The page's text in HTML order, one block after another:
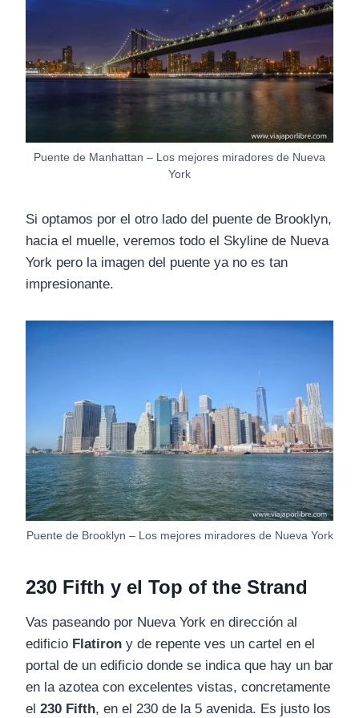
Puente de Manhattan – Los mejores miradores de Nueva
York
Si optamos por el otro lado del puente de Brooklyn,
hacia el muelle, veremos todo el Skyline de Nueva
York pero la imagen del puente ya no es tan
impresionante.
Puente de Brooklyn – Los mejores miradores de Nueva York
230 Fifth y el Top of the Strand
Vas paseando por Nueva York en dirección al
edificio Flatiron y de repente ves un cartel en el
portal de un edificio donde se indica que hay un bar
en la azotea con excelentes vistas, concretamente
el 230 Fifth, en el 230 de la 5 avenida. Es justo los